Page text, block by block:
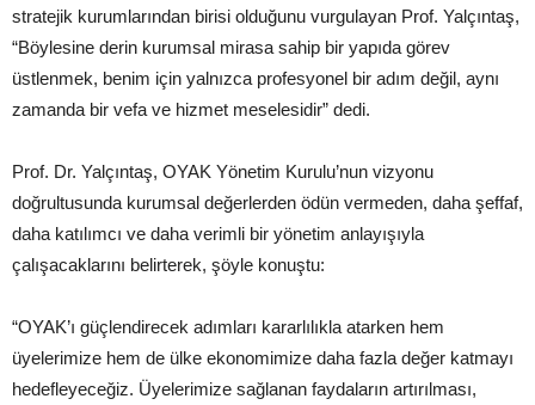
stratejik kurumlarından birisi olduğunu vurgulayan Prof. Yalçıntaş,
“Böylesine derin kurumsal mirasa sahip bir yapıda görev
üstlenmek, benim için yalnızca profesyonel bir adım değil, aynı
zamanda bir vefa ve hizmet meselesidir” dedi.
Prof. Dr. Yalçıntaş, OYAK Yönetim Kurulu’nun vizyonu
doğrultusunda kurumsal değerlerden ödün vermeden, daha şeffaf,
daha katılımcı ve daha verimli bir yönetim anlayışıyla
çalışacaklarını belirterek, şöyle konuştu:
“OYAK’ı güçlendirecek adımları kararlılıkla atarken hem
üyelerimize hem de ülke ekonomimize daha fazla değer katmayı
hedefleyeceğiz. Üyelerimize sağlanan faydaların artırılması,